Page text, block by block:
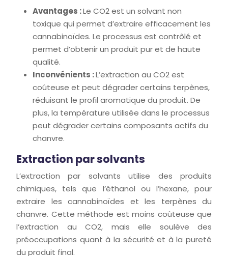
Avantages :Le CO2 est un solvant non
toxique qui permet d’extraire efficacement les
cannabinoïdes. Le processus est contrôlé et
permet d’obtenir un produit pur et de haute
qualité.
Inconvénients :L’extraction au CO2 est
coûteuse et peut dégrader certains terpènes,
réduisant le profil aromatique du produit. De
plus, la température utilisée dans le processus
peut dégrader certains composants actifs du
chanvre.
Extraction par solvants
L’extraction par solvants utilise des produits
chimiques, tels que l’éthanol ou l’hexane, pour
extraire les cannabinoïdes et les terpènes du
chanvre. Cette méthode est moins coûteuse que
l’extraction au CO2, mais elle soulève des
préoccupations quant à la sécurité et à la pureté
du produit final.